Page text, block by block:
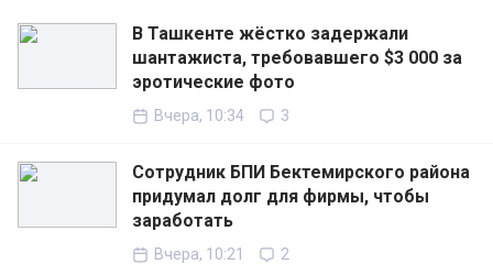
В Ташкенте жёстко задержали
шантажиста, требовавшего $3 000 за
эротические фото
Вчера, 10:34 3
Сотрудник БПИ Бектемирского района
придумал долг для фирмы, чтобы
заработать
Вчера, 10:21 2